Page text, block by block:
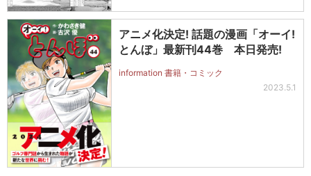
アニメ化決定! 話題の漫画「オーイ!
とんぼ」最新刊44巻 本日発売!
information 書籍・コミック
2023.5.1